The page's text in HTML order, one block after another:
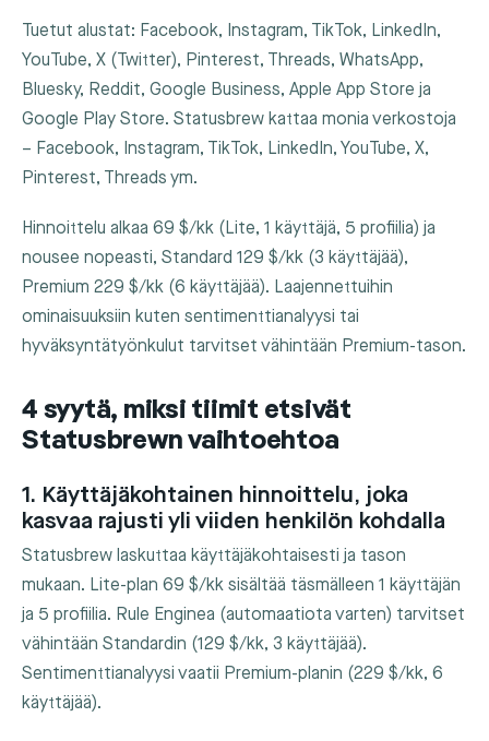
Tuetut alustat: Facebook, Instagram, TikTok, LinkedIn,
YouTube, X (Twitter), Pinterest, Threads, WhatsApp,
Bluesky, Reddit, Google Business, Apple App Store ja
Google Play Store. Statusbrew kattaa monia verkostoja
– Facebook, Instagram, TikTok, LinkedIn, YouTube, X,
Pinterest, Threads ym.
Hinnoittelu alkaa 69 $/kk (Lite, 1 käyttäjä, 5 profiilia) ja
nousee nopeasti, Standard 129 $/kk (3 käyttäjää),
Premium 229 $/kk (6 käyttäjää). Laajennettuihin
ominaisuuksiin kuten sentimenttianalyysi tai
hyväksyntätyönkulut tarvitset vähintään Premium-tason.
4 syytä, miksi tiimit etsivät
Statusbrewn vaihtoehtoa
1. Käyttäjäkohtainen hinnoittelu, joka
kasvaa rajusti yli viiden henkilön kohdalla
Statusbrew laskuttaa käyttäjäkohtaisesti ja tason
mukaan. Lite-plan 69 $/kk sisältää täsmälleen 1 käyttäjän
ja 5 profiilia. Rule Enginea (automaatiota varten) tarvitset
vähintään Standardin (129 $/kk, 3 käyttäjää).
Sentimenttianalyysi vaatii Premium-planin (229 $/kk, 6
käyttäjää).